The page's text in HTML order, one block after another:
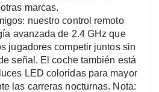
marcas.
nuestro control remoto
avanzada de 2.4 GHz que
jugadores competir juntos sin
señal. El coche también está
LED coloridas para mayor
las carreras nocturnas. Nota: